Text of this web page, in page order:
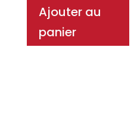
Ajouter au
panier